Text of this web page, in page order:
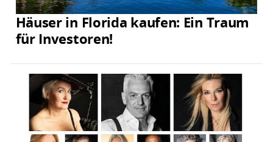
Häuser in Florida kaufen: Ein Traum
für Investoren!